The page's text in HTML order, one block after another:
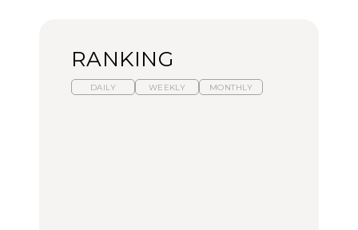
RANKING
DAILY WEEKLY MONTHLY